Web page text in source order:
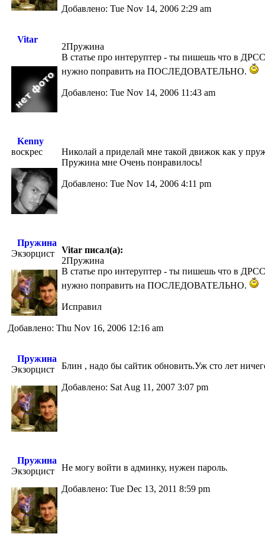
Добавлено: Tue Nov 14, 2006 2:29 am
Vitar
2Пружина
В статье про интеруптер - ты пишешь что в
нужно поправить на ПОСЛЕДОВАТЕЛЬНО.
Добавлено: Tue Nov 14, 2006 11:43 am
Kenny
воскрес
Николай а приделай мне такой движок как у
Пружина мне Очень понравилось!
Добавлено: Tue Nov 14, 2006 4:11 pm
Пружина
Экзорцист
Vitar писал(а):
2Пружина
В статье про интеруптер - ты пишешь что в
нужно поправить на ПОСЛЕДОВАТЕЛЬНО.
Исправил
Добавлено: Thu Nov 16, 2006 12:16 am
Пружина
Экзорцист
Блин , надо бы сайтик обновить.Уж сто лет
Добавлено: Sat Aug 11, 2007 3:07 pm
Пружина
Экзорцист
Не могу войти в админку, нужен пароль.
Добавлено: Tue Dec 13, 2011 8:59 pm